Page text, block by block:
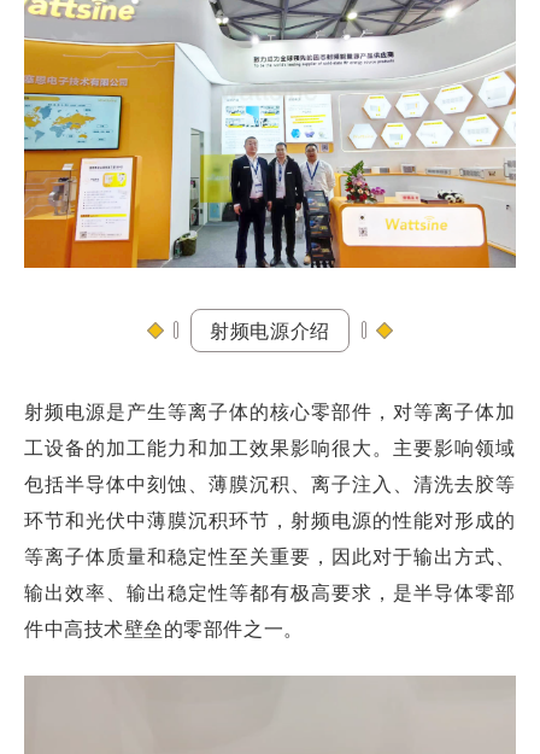
射频电源介绍
射频电源是产生等离子体的核心零部件，对等离子体加
工设备的加工能力和加工效果影响很大。主要影响领域
包括半导体中刻蚀、薄膜沉积、离子注入、清洗去胶等
环节和光伏中薄膜沉积环节，射频电源的性能对形成的
等离子体质量和稳定性至关重要，因此对于输出方式、
输出效率、输出稳定性等都有极高要求，是半导体零部
件中高技术壁垒的零部件之一。